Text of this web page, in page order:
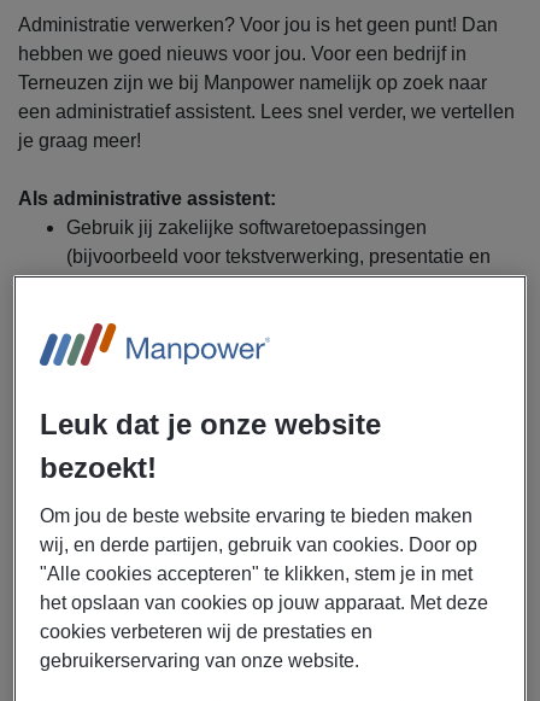
Administratie verwerken? Voor jou is het geen punt! Dan
hebben we goed nieuws voor jou. Voor een bedrijf in
Terneuzen zijn we bij Manpower namelijk op zoek naar
een administratief assistent. Lees snel verder, we vertellen
je graag meer!
Als administrative assistent:
Gebruik jij zakelijke softwaretoepassingen
(bijvoorbeeld voor tekstverwerking, presentatie en
bereiden;
Onderhoud jij fysieke en elektronische bestanden,
records, kalenders en dagboeken;
overeenstemming met procedures en richtlijnen;
En regel je zakenreizen en coördineer je afspraken
en/of spoorkosten
Dit krijg je
Leuk dat je onze website
bezoekt!
Om jou de beste website ervaring te bieden maken
wij, en derde partijen, gebruik van cookies. Door op
"Alle cookies accepteren" te klikken, stem je in met
het opslaan van cookies op jouw apparaat. Met deze
cookies verbeteren wij de prestaties en
gebruikerservaring van onze website.